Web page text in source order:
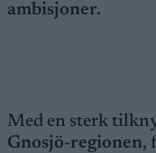
ambisjoner.
Med en sterk
Gnosjö-regionen,